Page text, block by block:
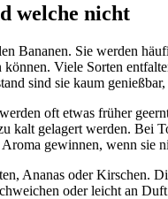
welche nicht
Bananen. Sie werden
Viele Sorten
sind sie kaum
oft etwas früher
kalt gelagert werden. Bei
gewinnen, wenn sie
Ananas oder Kirschen.
oder leicht an